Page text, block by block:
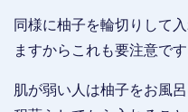
同様に柚子を輪切りして
ますからこれも要注意です
肌が弱い人は柚子をお風